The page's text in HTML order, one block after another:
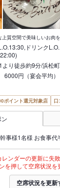
質空間で美味しいお肉
ドリンク
より徒歩約9分/浜松
6000円（宴会平均
ポイント還元対象店 口
事様1名様 お食事代
レンダーの更新に失敗
を押して空席状況を
空席状況を更新